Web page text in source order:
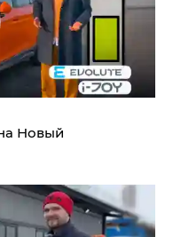
Новый